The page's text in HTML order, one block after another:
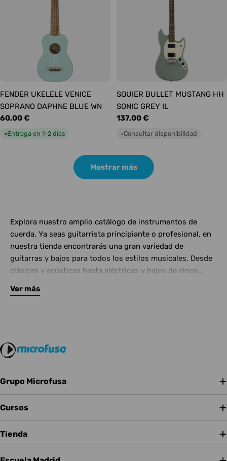
FENDER UKELELE VENICE
SOPRANO DAPHNE BLUE WN
Precio
habitual
60,00 €
●Entrega en 1-2 días
SQUIER BULLET MUSTANG HH
SONIC GREY IL
Precio
habitual
137,00 €
○Consultar disponibilidad
Mostrar más
Explora nuestro amplio catálogo de instrumentos de
cuerda. Ya seas guitarrista principiante o profesional, en
nuestra tienda encontrarás una gran variedad de
guitarras y bajos para todos los estilos musicales. Desde
clásicas y acústicas hasta eléctricas y bajos de cinco
Complementa tu instrumento con amplificadores de
Ver más
Grupo Microfusa
Cursos
Tienda